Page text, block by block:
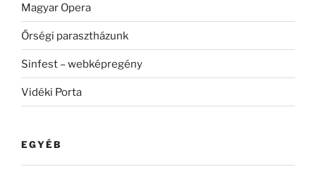
Magyar Opera
Őrségi parasztházunk
Sinfest – webképregény
Vidéki Porta
EGYÉB